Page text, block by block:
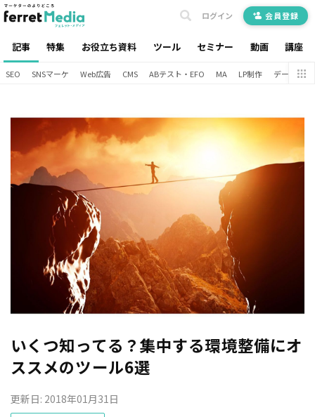
記事 特集 お役立ち資料 ツール セミナー 動画 講座
ログイン 会員登録
SEO SNSマーケ Web広告 CMS ABテスト・EFO MA LP制作 データ分析
いくつ知ってる？集中する環境整備にオ
ススメのツール6選
更新日: 2018年01月31日